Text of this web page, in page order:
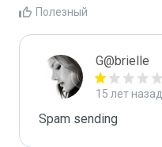
Полезный
G@brielle
15 лет назад
Spam sending